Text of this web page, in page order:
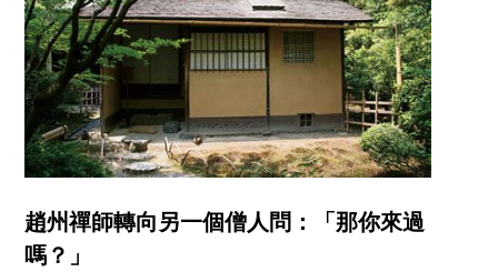
趙州禪師轉向另一個僧人問：「那你來過
嗎？」